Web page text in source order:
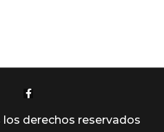
derechos reservados